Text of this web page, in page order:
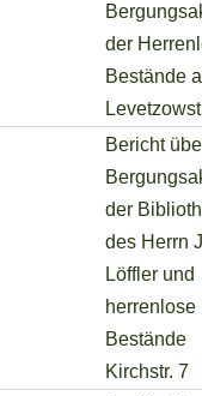
der
Bestände
Bericht
der
des Herrn
Löffler und
herrenlose
Bestände
Kirchstr. 7